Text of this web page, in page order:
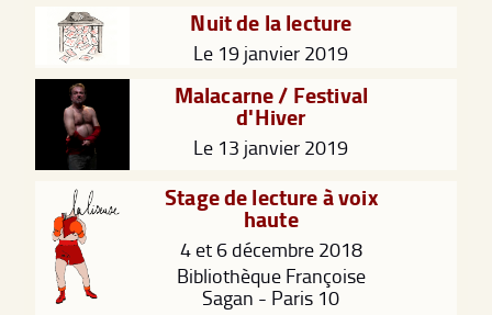
Nuit de la lecture
Le 19 janvier 2019
Malacarne / Festival
d'Hiver
Le 13 janvier 2019
Stage de lecture à voix
haute
4 et 6 décembre 2018
Bibliothèque Françoise
Sagan - Paris 10